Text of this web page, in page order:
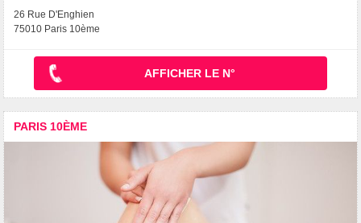
26 Rue D'Enghien
75010 Paris 10ème
AFFICHER LE N°
PARIS 10ÈME